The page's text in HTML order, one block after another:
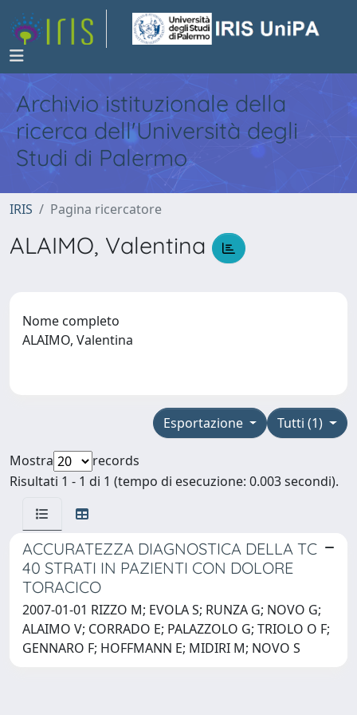
Archivio istituzionale della
ricerca dell'Università degli
Studi di Palermo
IRIS Pagina ricercatore
ALAIMO, Valentina
Nome completo
ALAIMO, Valentina
Tutti (1)
Esportazione
Mostra
records
Risultati 1 - 1 di 1 (tempo di esecuzione: 0.003 secondi).
ACCURATEZZA DIAGNOSTICA DELLA TC
40 STRATI IN PAZIENTI CON DOLORE
TORACICO
2007-01-01 RIZZO M; EVOLA S; RUNZA G; NOVO G;
ALAIMO V; CORRADO E; PALAZZOLO G; TRIOLO O F;
GENNARO F; HOFFMANN E; MIDIRI M; NOVO S